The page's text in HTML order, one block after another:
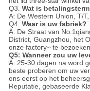
Q3. Wat is
A: De Western Union, T/
Q4. Waar is uw fabriek?
A: De Straat van
District, Guangzhou, het
onze factory~ te bezoeken
Q5: Wanneer zou uw
A: 25-30 dagen na word
beste proberen om uw
ons eerst op het
Reputatie, gebaseerde